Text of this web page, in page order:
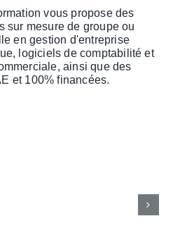
vous propose des
sur mesure de groupe ou
en gestion d'entreprise
logiciels de comptabilité et
ainsi que des
et 100% financées.